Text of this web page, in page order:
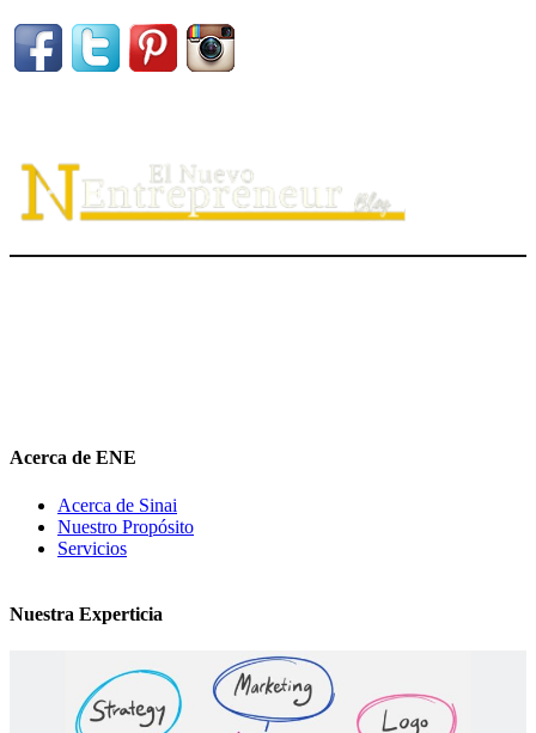
Acerca de ENE
Acerca de Sinai
Nuestro Propósito
Servicios
Nuestra Experticia